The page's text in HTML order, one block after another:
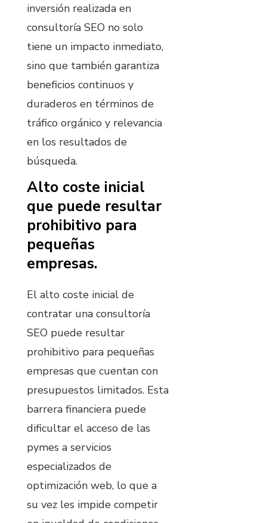
inversión realizada en
consultoría SEO no solo
tiene un impacto inmediato,
sino que también garantiza
beneficios continuos y
duraderos en términos de
tráfico orgánico y relevancia
en los resultados de
búsqueda.
Alto coste inicial
que puede resultar
prohibitivo para
pequeñas
empresas.
El alto coste inicial de
contratar una consultoría
SEO puede resultar
prohibitivo para pequeñas
empresas que cuentan con
presupuestos limitados. Esta
barrera financiera puede
dificultar el acceso de las
pymes a servicios
especializados de
optimización web, lo que a
su vez les impide competir